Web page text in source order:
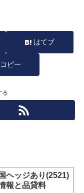
はてブ
コピー
る
ヘッジあり(2521)
報と品貸料